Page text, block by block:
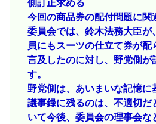
側訂正求める
今回の商品券の配付問題に関
委員会では、鈴木法務大臣が
員にもスーツの仕立て券が配
言及したのに対し、野党側が
す。
野党側は、あいまいな記憶に
議事録に残るのは、不適切だ
いて今後、委員会の理事会な